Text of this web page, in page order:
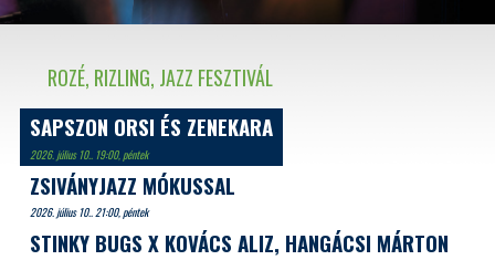
ROZÉ, RIZLING, JAZZ FESZTIVÁL
SAPSZON ORSI ÉS ZENEKARA
2026. július 10.. 19:00, péntek
ZSIVÁNYJAZZ MÓKUSSAL
2026. július 10.. 21:00, péntek
STINKY BUGS X KOVÁCS ALIZ, HANGÁCSI MÁRTON